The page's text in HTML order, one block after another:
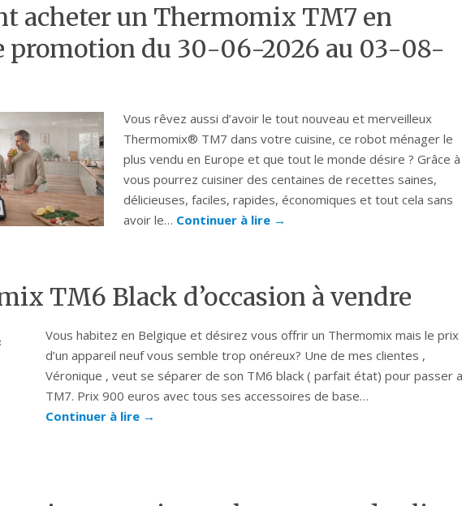
acheter un Thermomix TM7 en
promotion du 30-06-2026 au 03-08-
Vous rêvez aussi d’avoir le tout nouveau et merveilleux
Thermomix® TM7 dans votre cuisine, ce robot ménager le
plus vendu en Europe et que tout le monde désire ? Grâce à
vous pourrez cuisiner des centaines de recettes saines,
délicieuses, faciles, rapides, économiques et tout cela sans
avoir le… Continuer à lire →
TM6 Black d’occasion à vendre
Vous habitez en Belgique et désirez vous offrir un Thermomix mais le prix
d’un appareil neuf vous semble trop onéreux? Une de mes clientes ,
Véronique , veut se séparer de son TM6 black ( parfait état) pour passer
TM7. Prix 900 euros avec tous ses accessoires de base…
Continuer à lire →